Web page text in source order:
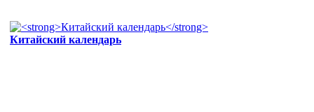
Китайский календарь